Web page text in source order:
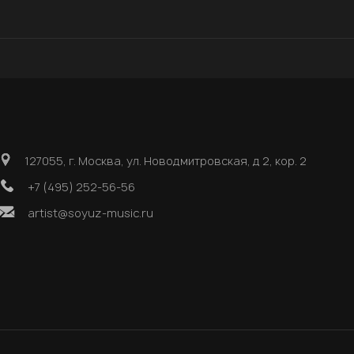
127055, г. Москва, ул. Новодмитровская, д 2, кор. 2
+7 (495) 252-56-56
artist@soyuz-music.ru